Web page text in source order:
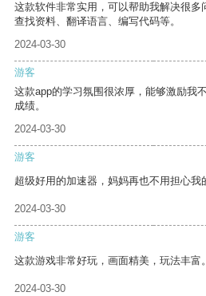
这款软件非常实用，可以帮助我解决很
查找资料、翻译语言、编写代码等。
2024-03-30
游客
这款app的学习氛围很浓厚，能够激励我
成绩。
2024-03-30
游客
超级好用的加速器，妈妈再也不用担心我
2024-03-30
游客
这款游戏非常好玩，画面精美，玩法丰富。
2024-03-30